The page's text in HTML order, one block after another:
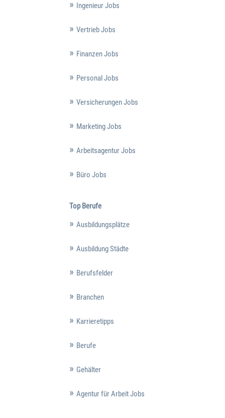
Ingenieur Jobs
Vertrieb Jobs
Finanzen Jobs
Personal Jobs
Versicherungen Jobs
Marketing Jobs
Arbeitsagentur Jobs
Büro Jobs
Top Berufe
Ausbildungsplätze
Ausbildung Städte
Berufsfelder
Branchen
Karrieretipps
Berufe
Gehälter
Agentur für Arbeit Jobs